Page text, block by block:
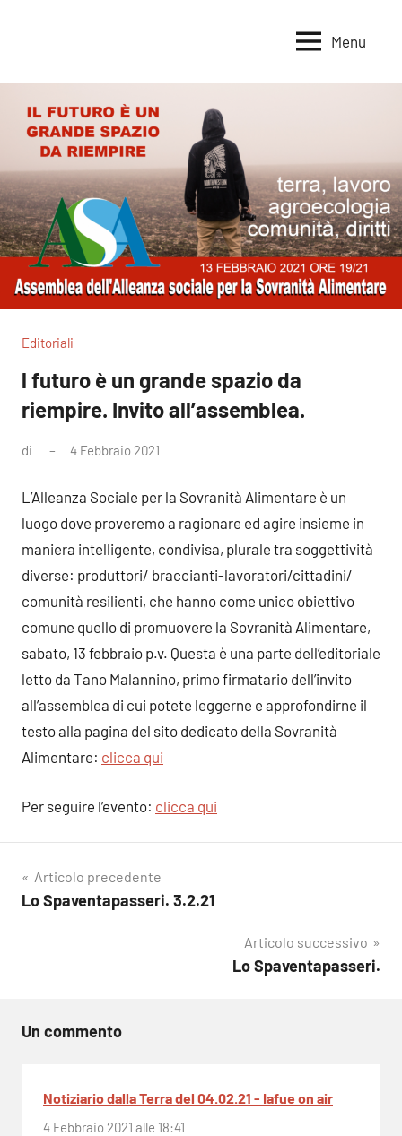
per
la
Terra
la
Sovranità
Alimentare
Menu
Editoriali
l futuro è un grande spazio da
riempire. Invito all’assemblea.
di 4 Febbraio 2021
L’Alleanza Sociale per la Sovranità Alimentare è un
luogo dove proveremo a ragionare ed agire insieme in
maniera intelligente, condivisa, plurale tra soggettività
diverse: produttori/ braccianti-lavoratori/cittadini/
comunità resilienti, che hanno come unico obiettivo
comune quello di promuovere la Sovranità Alimentare,
sabato, 13 febbraio p.v. Questa è una parte dell’editoriale
letto da Tano Malannino, primo firmatario dell’invito
all’assemblea di cui potete leggerne e approfondirne il
testo alla pagina del sito dedicato della Sovranità
Alimentare: clicca qui
Per seguire l’evento: clicca qui
Navigazione
articoli
Articolo precedente
Lo Spaventapasseri. 3.2.21
Articolo successivo
Lo Spaventapasseri.
Un commento
Notiziario dalla Terra del 04.02.21 - Iafue on air
4 Febbraio 2021 alle 18:41